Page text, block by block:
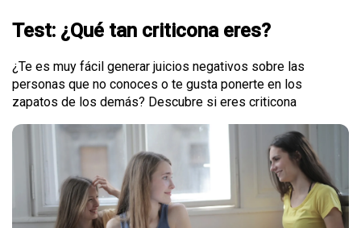
Test: ¿Qué tan criticona eres?
¿Te es muy fácil generar juicios negativos sobre las
personas que no conoces o te gusta ponerte en los
zapatos de los demás? Descubre si eres criticona